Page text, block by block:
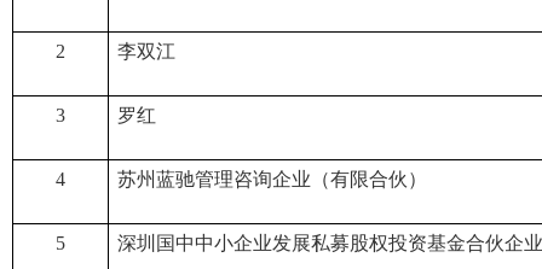
2 李双江
3 罗红
4 苏州蓝驰管理咨询企业（有限合伙）
5 深圳国中中小企业发展私募股权投资基金合伙企